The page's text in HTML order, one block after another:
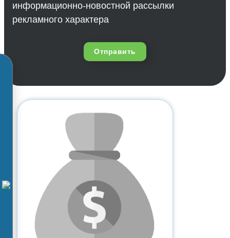
информационно-новостной рассылки
рекламного характера
Отправить